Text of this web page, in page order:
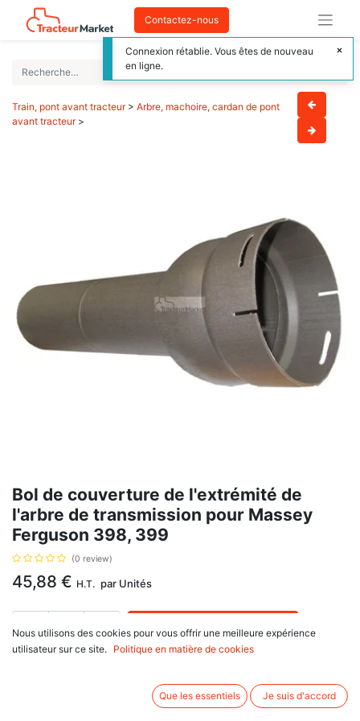
Contactez-nous
Train, pont avant tracteur> Arbre, machoire, cardan de pont
avant tracteur>
Bol de couverture de l'extrémité de
l'arbre de transmission pour Massey
Ferguson 398, 399
(0 review)
45,88 € H.T. par Unités
AJOUTER AU PANIER
Diamètre 81mm, pour 4 roues motrices, référence 1696554M92.
Nous utilisons des cookies pour vous offrir une meilleure expérience
utilisateur sur ce site.
Politique en matière de cookies
Que les essentiels Je suis d'accord
Connexion rétablie. Vous êtes de nouveau
en ligne.